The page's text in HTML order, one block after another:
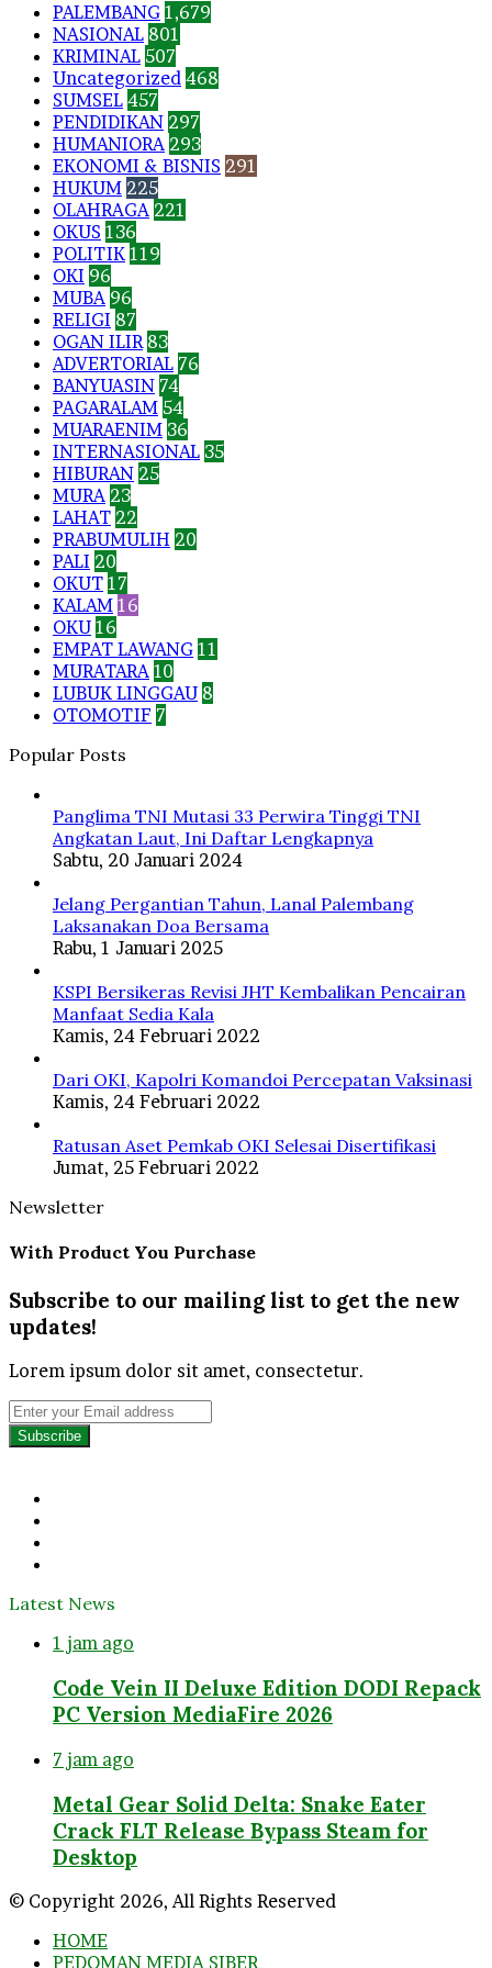
PALEMBANG 1,679
NASIONAL 801
KRIMINAL 507
Uncategorized 468
SUMSEL 457
PENDIDIKAN 297
HUMANIORA 293
EKONOMI & BISNIS 291
HUKUM 225
OLAHRAGA 221
OKUS 136
POLITIK 119
OKI 96
MUBA 96
RELIGI 87
OGAN ILIR 83
ADVERTORIAL 76
BANYUASIN 74
PAGARALAM 54
MUARAENIM 36
INTERNASIONAL 35
HIBURAN 25
MURA 23
LAHAT 22
PRABUMULIH 20
PALI 20
OKUT 17
KALAM 16
OKU 16
EMPAT LAWANG 11
MURATARA 10
LUBUK LINGGAU 8
OTOMOTIF 7
Popular Posts
Panglima TNI Mutasi 33 Perwira Tinggi TNI
Angkatan Laut, Ini Daftar Lengkapnya
Sabtu, 20 Januari 2024
Jelang Pergantian Tahun, Lanal Palembang
Laksanakan Doa Bersama
Rabu, 1 Januari 2025
KSPI Bersikeras Revisi JHT Kembalikan Pencairan
Manfaat Sedia Kala
Kamis, 24 Februari 2022
Dari OKI, Kapolri Komandoi Percepatan Vaksinasi
Kamis, 24 Februari 2022
Ratusan Aset Pemkab OKI Selesai Disertifikasi
Jumat, 25 Februari 2022
Newsletter
With Product You Purchase
Subscribe to our mailing list to get the new
updates!
Lorem ipsum dolor sit amet, consectetur.
Enter
your
Email
Latest News
1 jam ago
Code Vein II Deluxe Edition DODI Repack
PC Version MediaFire 2026
7 jam ago
Metal Gear Solid Delta: Snake Eater
Crack FLT Release Bypass Steam for
Desktop
© Copyright 2026, All Rights Reserved
HOME
PEDOMAN MEDIA SIBER